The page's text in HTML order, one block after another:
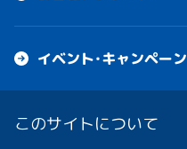
イベント・キャンペーン
このサイトについて